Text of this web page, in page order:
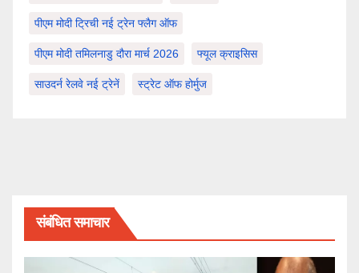
पीएम मोदी ट्रिची नई ट्रेन फ्लैग ऑफ
पीएम मोदी तमिलनाडु दौरा मार्च 2026 फ्यूल क्राइसिस
साउदर्न रेलवे नई ट्रेनें स्ट्रेट ऑफ होर्मुज
संबंधित समाचार